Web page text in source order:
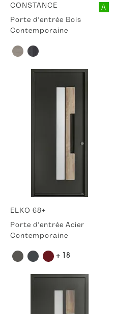
CONSTANCE
Porte d'entrée Bois
Contemporaine
A
ELKO 68+
Porte d'entrée Acier
Contemporaine
+ 18